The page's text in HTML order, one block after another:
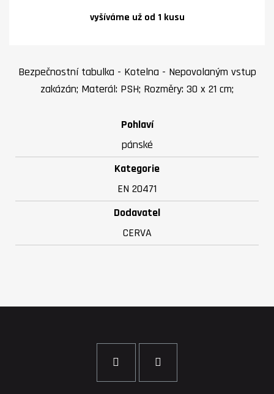
vyšíváme už od 1 kusu
Bezpečnostní tabulka - Kotelna - Nepovolaným vstup
zakázán; Materál: PSH; Rozměry: 30 x 21 cm;
Pohlaví
pánské
Kategorie
EN 20471
Dodavatel
CERVA